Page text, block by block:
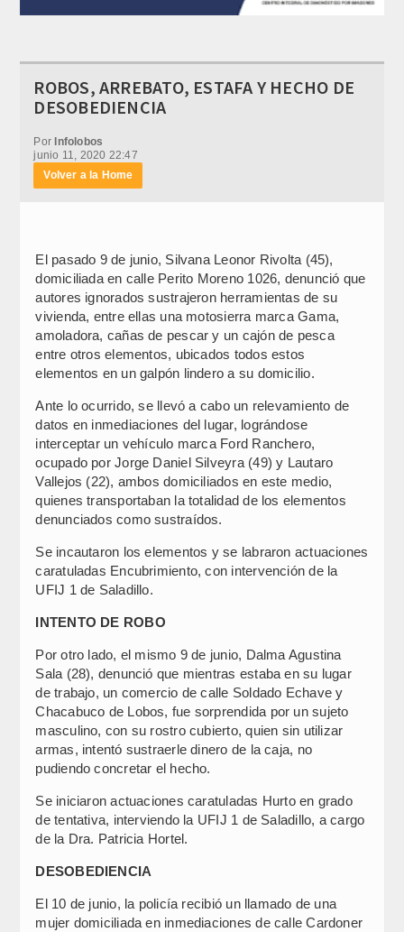
ROBOS, ARREBATO, ESTAFA Y HECHO DE
DESOBEDIENCIA
PorInfolobos
junio 11, 2020 22:47
Volver a la Home
El pasado 9 de junio, Silvana Leonor Rivolta (45),
domiciliada en calle Perito Moreno 1026, denunció que
autores ignorados sustrajeron herramientas de su
vivienda, entre ellas una motosierra marca Gama,
amoladora, cañas de pescar y un cajón de pesca
entre otros elementos, ubicados todos estos
elementos en un galpón lindero a su domicilio.
Ante lo ocurrido, se llevó a cabo un relevamiento de
datos en inmediaciones del lugar, lográndose
interceptar un vehículo marca Ford Ranchero,
ocupado por Jorge Daniel Silveyra (49) y Lautaro
Vallejos (22), ambos domiciliados en este medio,
quienes transportaban la totalidad de los elementos
denunciados como sustraídos.
Se incautaron los elementos y se labraron actuaciones
caratuladas Encubrimiento, con intervención de la
UFIJ 1 de Saladillo.
INTENTO DE ROBO
Por otro lado, el mismo 9 de junio, Dalma Agustina
Sala (28), denunció que mientras estaba en su lugar
de trabajo, un comercio de calle Soldado Echave y
Chacabuco de Lobos, fue sorprendida por un sujeto
masculino, con su rostro cubierto, quien sin utilizar
armas, intentó sustraerle dinero de la caja, no
pudiendo concretar el hecho.
Se iniciaron actuaciones caratuladas Hurto en grado
de tentativa, interviendo la UFIJ 1 de Saladillo, a cargo
de la Dra. Patricia Hortel.
DESOBEDIENCIA
El 10 de junio, la policía recibió un llamado de una
mujer domiciliada en inmediaciones de calle Cardoner